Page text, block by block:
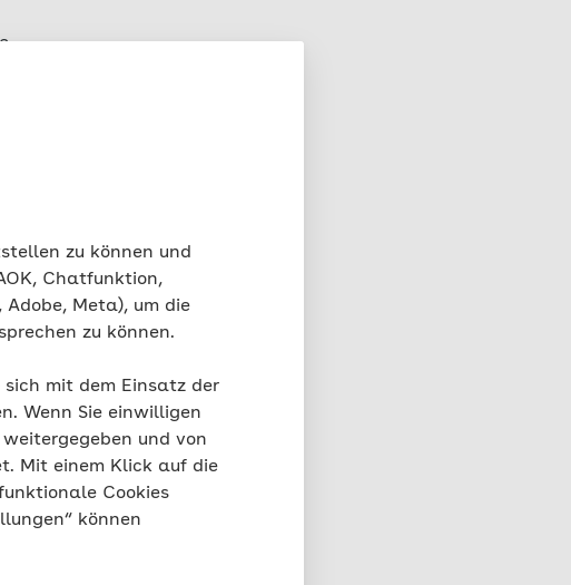
zu können und
Chatfunktion,
Adobe, Meta), um die
zu können.
mit dem Einsatz der
Wenn Sie einwilligen
und von
Mit einem Klick auf die
Cookies
können